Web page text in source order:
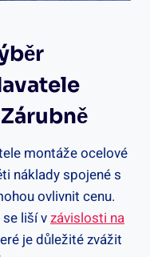
montáže ocelové
náklady spojené s
ovlivnit cenu.
liší vzávislosti na
je důležité zvážit